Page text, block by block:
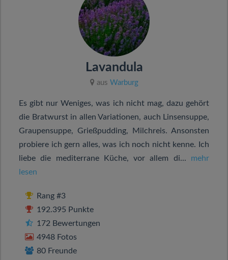
Lavandula
aus Warburg
Es gibt nur Weniges, was ich nicht mag, dazu gehört
die Bratwurst in allen Variationen, auch Linsensuppe,
Graupensuppe, Grießpudding, Milchreis. Ansonsten
probiere ich gern alles, was ich noch nicht kenne. Ich
liebe die mediterrane Küche, vor allem di... mehr
lesen
Rang #3
192.395 Punkte
172 Bewertungen
4948 Fotos
80 Freunde